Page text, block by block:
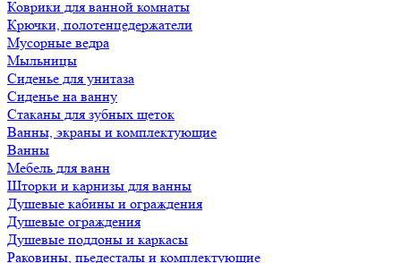
Коврики для ванной комнаты
Крючки, полотенцедержатели
Мусорные ведра
Мыльницы
Сиденье для унитаза
Сиденье на ванну
Стаканы для зубных щеток
Ванны, экраны и комплектующие
Ванны
Мебель для ванн
Шторки и карнизы для ванны
Душевые кабины и ограждения
Душевые ограждения
Душевые поддоны и каркасы
Раковины, пьедесталы и комплектующие